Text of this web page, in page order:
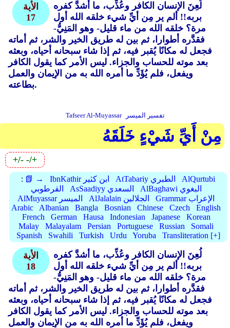
الأية
17
لُعِنَ الإنسان الكافر وعُذِّب، ما أشدَّ كفره
بربه!! ألم ير مِن أيِّ شيء خلقه الله أول
مرة؟ خلقه الله من ماء قليل- وهو المَنِيُّ-
فقدَّره أطوارا، ثم بين له طريق الخير والشر، ثم أماته
فجعل له مكانًا يُقبر فيه، ثم إذا شاء سبحانه أحياه، وبعثه
بعد موته للحساب والجزاء. ليس الأمر كما يقول الكافر
ويفعل، فلم يُؤَدِّ ما أمره الله به من الإيمان والعمل
بطاعته.
Tafseer Al-Muyassar تفسير الميسر
مِنْ أَيِّ شَيْءٍ خَلَقَهُ
+/- -/+
: 📗 → IbnKathir ابن كثير AtTabariy الطبري
AlQurtubi
القرطوبي
AsSaadiyy السعدي
AlBaghawi البغوي
AlMuyassar الميسر
AlJalalain الجلالين
Grammar الإعراب
Arabic
Albanian Bangla Bosnian Chinese Czech
English
French
German Hausa Indonesian Japanese
Korean
Malay
Malayalam Persian Portuguese Russian
Somali
Spanish
Swahili Turkish Urdu Yoruba Transliteration [+]
الأية
18
لُعِنَ الإنسان الكافر وعُذِّب، ما أشدَّ كفره
بربه!! ألم ير مِن أيِّ شيء خلقه الله أول
مرة؟ خلقه الله من ماء قليل- وهو المَنِيُّ-
فقدَّره أطوارا، ثم بين له طريق الخير والشر، ثم أماته
فجعل له مكانًا يُقبر فيه، ثم إذا شاء سبحانه أحياه، وبعثه
بعد موته للحساب والجزاء. ليس الأمر كما يقول الكافر
ويفعل، فلم يُؤَدِّ ما أمره الله به من الإيمان والعمل